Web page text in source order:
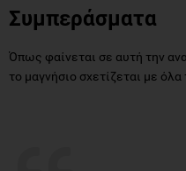
Συμπεράσματα
Όπως φαίνεται σε αυτή την
το μαγνήσιο σχετίζεται με